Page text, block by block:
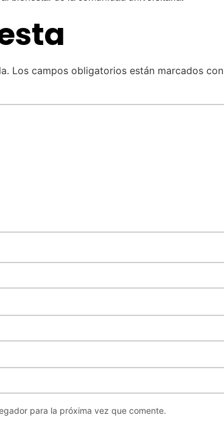
Los campos obligatorios están marcados con
para la próxima vez que comente.